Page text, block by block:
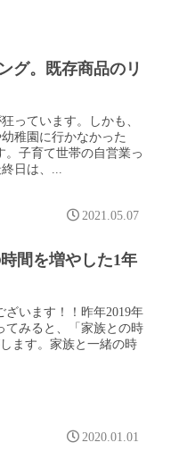
グ。既存商品のリ
っています。しかも、
稚園に行かなかった
。子育て世帯の自営業っ
日は、...
2021.05.07
間を増やした1年
います！！昨年2019年
てみると、「家族との時
ます。家族と一緒の時
2020.01.01